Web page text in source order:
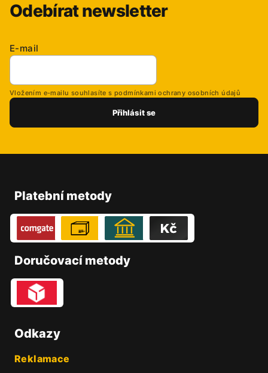
Odebírat newsletter
E-mail
Vložením e-mailu souhlasíte s podmínkami ochrany osobních údajů
Přihlásit se
Platební metody
Doručovací metody
Odkazy
Reklamace